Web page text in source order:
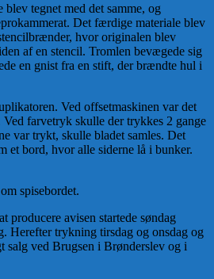
tegnet med det samme, og
Det færdige materiale blev
hvor originalen blev
af en stencil. Tromlen bevægede sig
en gnist fra en stift, der brændte hul i
Ved offsetmaskinen var det
farvetryk skulle der trykkes 2 gange
var trykt, skulle bladet samles. Det
et bord, hvor alle siderne lå i bunker.
spisebordet.
producere avisen startede søndag
Herefter trykning tirsdag og onsdag og
salg ved Brugsen i Brønderslev og i